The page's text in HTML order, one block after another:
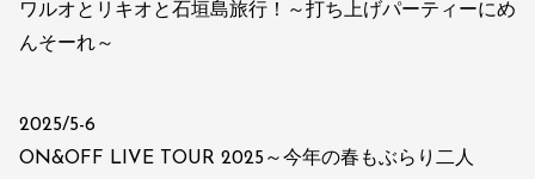
ワルオとリキオと石垣島旅行！～打ち上げパーティーにめ
んそーれ～
2025/5-6
ON&OFF LIVE TOUR 2025～今年の春もぶらり二人